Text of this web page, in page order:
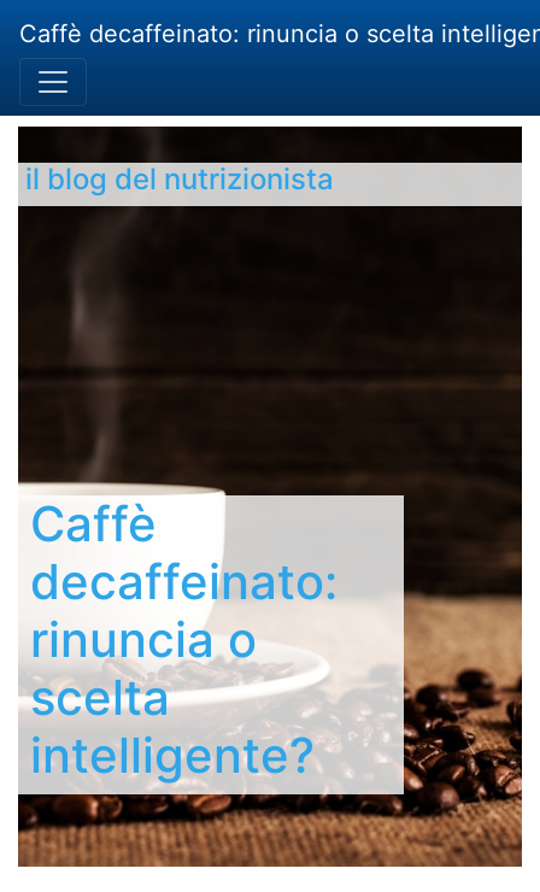
Caffè decaffeinato: rinuncia o scelta
il blog del nutrizionista
Caffè
decaffeinato:
rinuncia o
scelta
intelligente?